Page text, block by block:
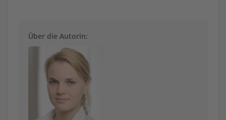
Über die Autorin: